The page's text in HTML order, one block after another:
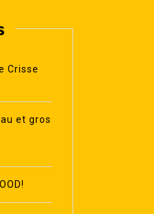
Crisse
et gros